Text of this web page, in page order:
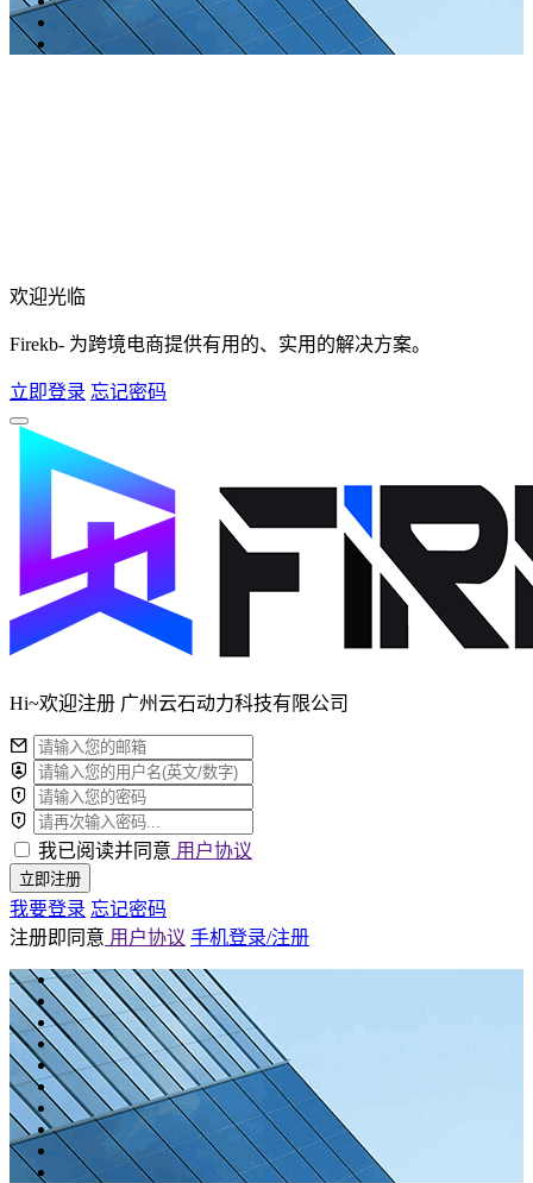
欢迎光临
Firekb- 为跨境电商提供有用的、实用的解决方案。
立即登录 忘记密码
Hi~欢迎注册 广州云石动力科技有限公司
我已阅读并同意 用户协议
立即注册
我要登录 忘记密码
注册即同意 用户协议 手机登录/注册